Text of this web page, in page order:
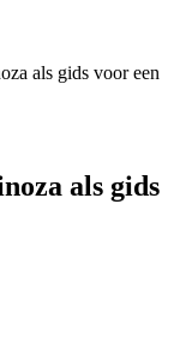
als gids voor een
als gids